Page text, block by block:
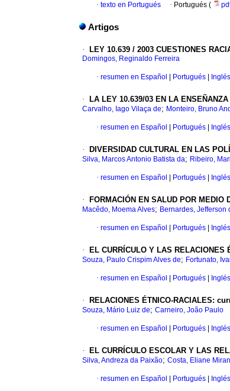
· texto en Portugués · Portugués (
Artigos
· LEY 10.639 / 2003 CUESTIONES
Domingos, Reginaldo Ferreira
· resumen en Español Portugués Inglés
· LA LEY 10.639/03 EN LA
Carvalho, Iago Vilaça de; Monteiro, Bruno
· resumen en Español Portugués Inglés
· DIVERSIDAD CULTURAL EN LAS
Silva, Marcos Antonio Batista da; Ribeiro,
· resumen en Español Portugués Inglés
· FORMACIÓN EN SALUD POR
Macêdo, Moema Alves; Bernardes, Jefferson
· resumen en Español Portugués Inglés
· EL CURRÍCULO Y LAS
Souza, Paulo Crispim Alves de; Fortunato,
· resumen en Español Portugués Inglés
· RELACIONES ÉTNICO-RACIALES:
Souza, Mário Luiz de; Carneiro, João Paulo
· resumen en Español Portugués Inglés
· EL CURRÍCULO ESCOLAR Y LAS
Silva, Andreza da Paixão; Costa, Eliane
· resumen en Español Portugués Inglés